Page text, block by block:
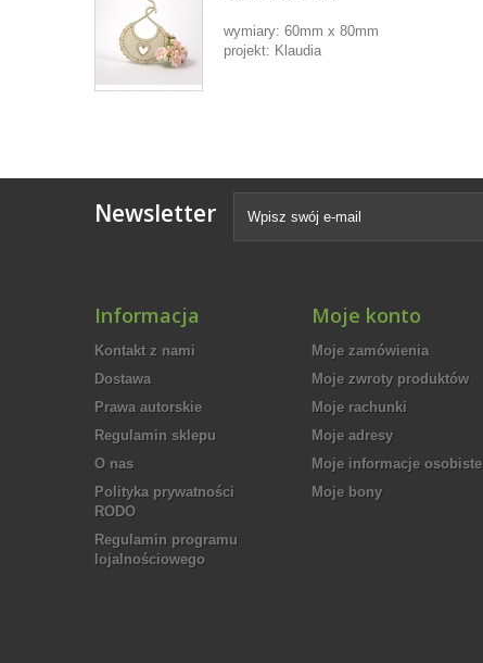
wymiary: 60mm x 80mm
projekt: Klaudia
Newsletter
Informacja
Kontakt z nami
Dostawa
Prawa autorskie
Regulamin sklepu
O nas
Polityka prywatności
RODO
Regulamin programu
lojalnościowego
Moje konto
Moje zamówienia
Moje zwroty produktów
Moje rachunki
Moje adresy
Moje informacje osobiste
Moje bony